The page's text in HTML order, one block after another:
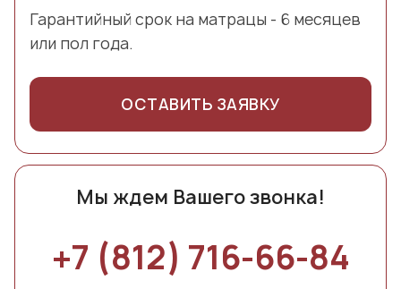
Гарантийный срок на матрацы - 6 месяцев
или пол года.
ОСТАВИТЬ ЗАЯВКУ
Мы ждем Вашего звонка!
+7 (812) 716-66-84